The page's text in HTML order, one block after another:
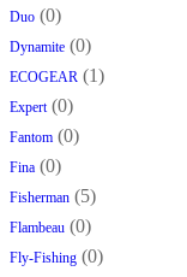
Duo (0)
Dynamite (0)
ECOGEAR (1)
Expert (0)
Fantom (0)
Fina (0)
Fisherman (5)
Flambeau (0)
Fly-Fishing (0)